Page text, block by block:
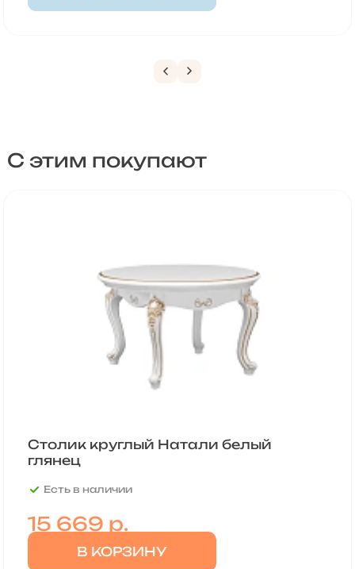
С этим покупают
Столик круглый Натали белый
глянец
Есть в наличии
15 669 р.
В КОРЗИНУ